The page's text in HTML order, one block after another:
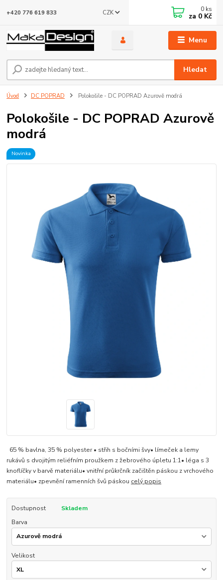
Menu
CZK
Hledat
+420 776 619 833 0 ks
za 0 Kč
Úvod DC POPRAD Polokošile - DC POPRAD Azurově modrá
Polokošile - DC POPRAD Azurově
modrá
Novinka
65 % bavlna, 35 % polyester • střih s bočními švy• límeček a lemy
rukávů s dvojitým reliéfním proužkem z žebrového úpletu 1:1• léga s 3
knoflíčky v barvě materiálu• vnitřní průkrčník začištěn páskou z vrchového
materiálu• zpevnění ramenních švů páskou celý popis
Dostupnost
Skladem
Barva
Velikost